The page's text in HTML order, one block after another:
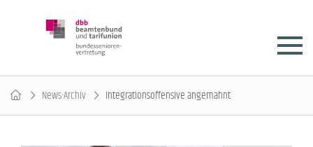
News-Archiv Integrationsoffensive angemahnt